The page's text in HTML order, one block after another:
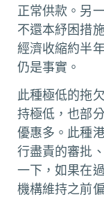
正常供款。另
不還本紓困措
經濟收縮約半
仍是事實。
此種極低的拖
持極低，也部
優惠多。此種
行盡責的審批
一下，如果在
機構維持之前